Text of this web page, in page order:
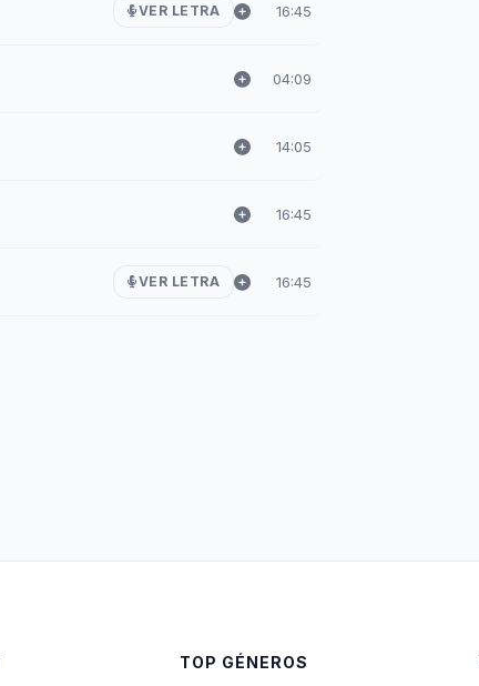
VER LETRA 16:45
04:09
14:05
16:45
VER LETRA 16:45
TOP GÉNEROS